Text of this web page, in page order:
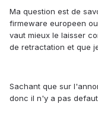
Ma question est de
firmeware europeen
vaut mieux le laisser
de retractation et que
Sachant que sur
donc il n'y a pas